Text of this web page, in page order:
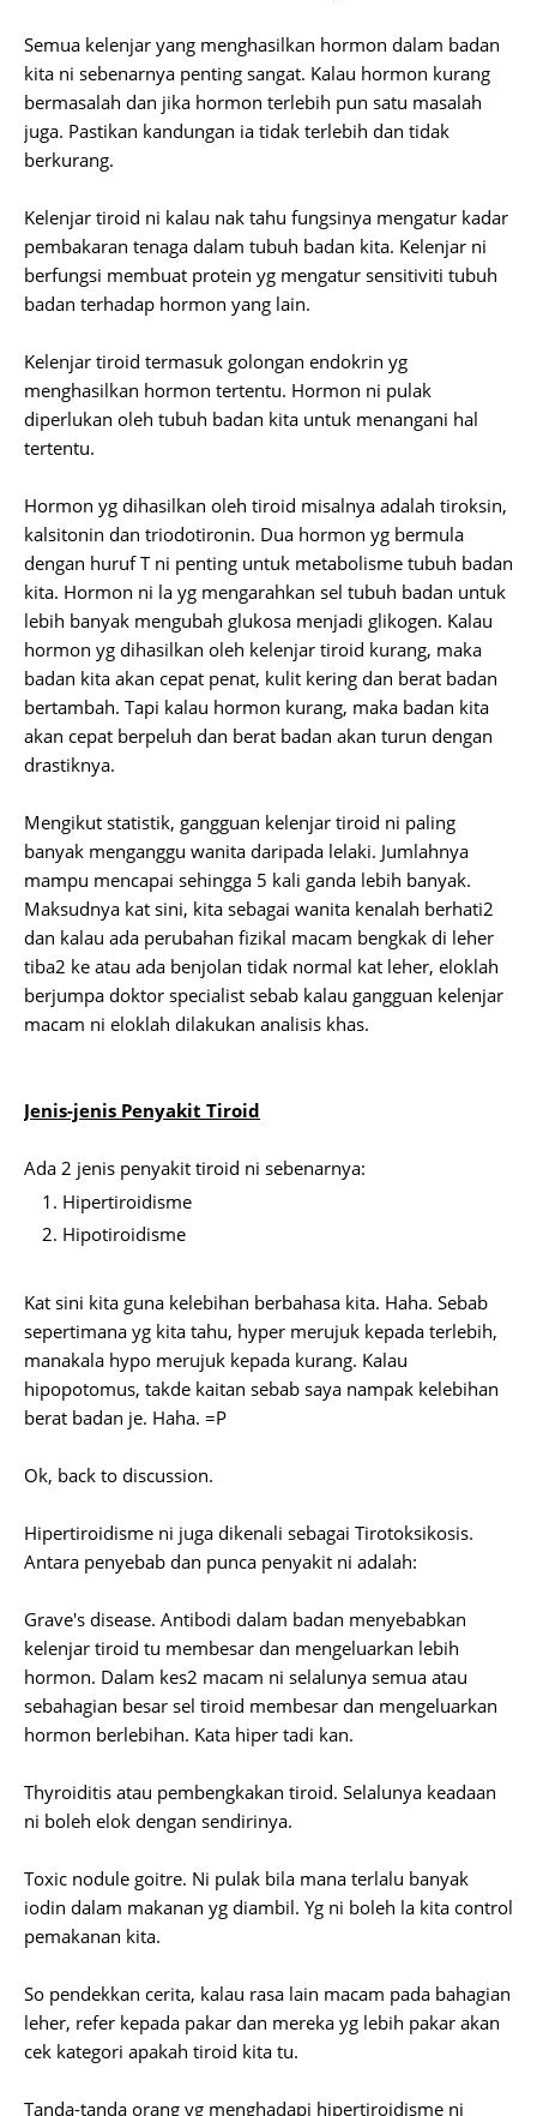
Semua kelenjar yang menghasilkan hormon dalam badan
kita ni sebenarnya penting sangat. Kalau hormon kurang
bermasalah dan jika hormon terlebih pun satu masalah
juga. Pastikan kandungan ia tidak terlebih dan tidak
berkurang.
Kelenjar tiroid ni kalau nak tahu fungsinya mengatur kadar
pembakaran tenaga dalam tubuh badan kita. Kelenjar ni
berfungsi membuat protein yg mengatur sensitiviti tubuh
badan terhadap hormon yang lain.
Kelenjar tiroid termasuk golongan endokrin yg
menghasilkan hormon tertentu. Hormon ni pulak
diperlukan oleh tubuh badan kita untuk menangani hal
tertentu.
Hormon yg dihasilkan oleh tiroid misalnya adalah tiroksin,
kalsitonin dan triodotironin. Dua hormon yg bermula
dengan huruf T ni penting untuk metabolisme tubuh badan
kita. Hormon ni la yg mengarahkan sel tubuh badan untuk
lebih banyak mengubah glukosa menjadi glikogen. Kalau
hormon yg dihasilkan oleh kelenjar tiroid kurang, maka
badan kita akan cepat penat, kulit kering dan berat badan
bertambah. Tapi kalau hormon kurang, maka badan kita
akan cepat berpeluh dan berat badan akan turun dengan
drastiknya.
Mengikut statistik, gangguan kelenjar tiroid ni paling
banyak menganggu wanita daripada lelaki. Jumlahnya
mampu mencapai sehingga 5 kali ganda lebih banyak.
Maksudnya kat sini, kita sebagai wanita kenalah berhati2
dan kalau ada perubahan fizikal macam bengkak di leher
tiba2 ke atau ada benjolan tidak normal kat leher, eloklah
berjumpa doktor specialist sebab kalau gangguan kelenjar
macam ni eloklah dilakukan analisis khas.
Jenis-jenis Penyakit Tiroid
Ada 2 jenis penyakit tiroid ni sebenarnya:
Hipertiroidisme
Hipotiroidisme
Kat sini kita guna kelebihan berbahasa kita. Haha. Sebab
sepertimana yg kita tahu, hyper merujuk kepada terlebih,
manakala hypo merujuk kepada kurang. Kalau
hipopotomus, takde kaitan sebab saya nampak kelebihan
berat badan je. Haha. =P
Ok, back to discussion.
Hipertiroidisme ni juga dikenali sebagai Tirotoksikosis.
Antara penyebab dan punca penyakit ni adalah:
Grave's disease. Antibodi dalam badan menyebabkan
kelenjar tiroid tu membesar dan mengeluarkan lebih
hormon. Dalam kes2 macam ni selalunya semua atau
sebahagian besar sel tiroid membesar dan mengeluarkan
hormon berlebihan. Kata hiper tadi kan.
Thyroiditis atau pembengkakan tiroid. Selalunya keadaan
ni boleh elok dengan sendirinya.
Toxic nodule goitre. Ni pulak bila mana terlalu banyak
iodin dalam makanan yg diambil. Yg ni boleh la kita control
pemakanan kita.
So pendekkan cerita, kalau rasa lain macam pada bahagian
leher, refer kepada pakar dan mereka yg lebih pakar akan
cek kategori apakah tiroid kita tu.
Tanda-tanda orang yg menghadapi hipertiroidisme ni